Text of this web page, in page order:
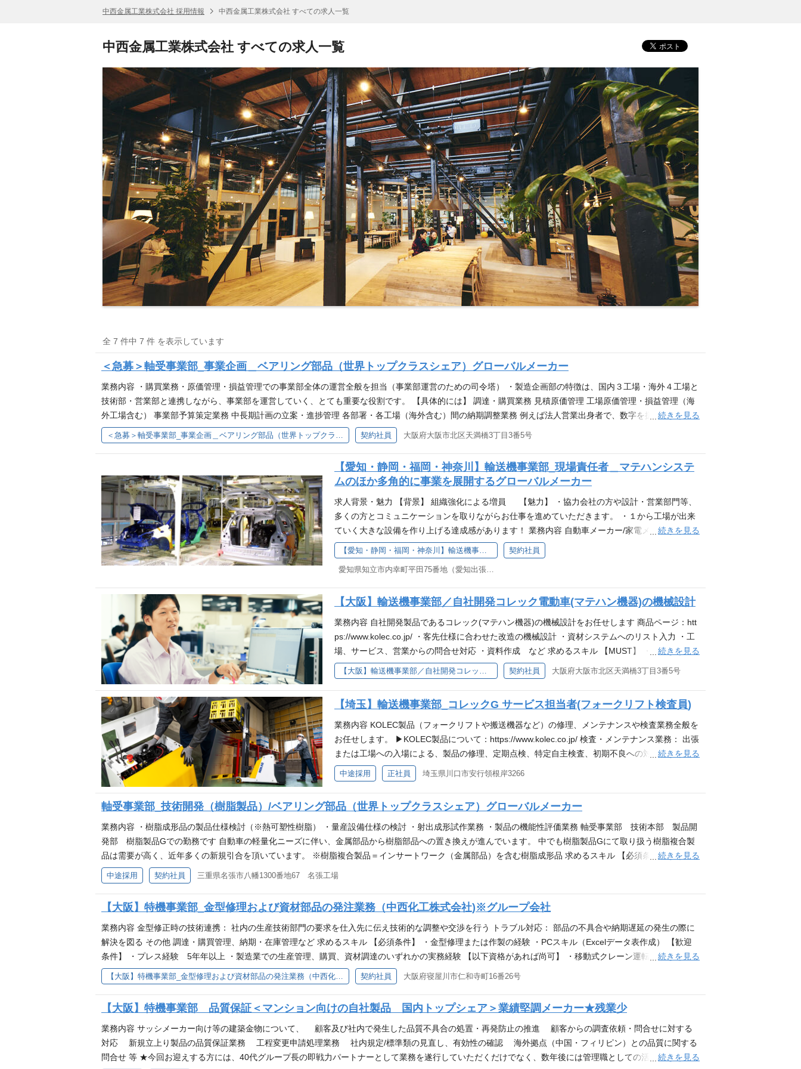
中西金属工業株式会社 採用情報 中西金属工業株式会社 すべての求人一覧
中西金属工業株式会社 すべての求人一覧
全 7 件中 7 件 を表示しています
＜急募＞軸受事業部_事業企画＿ベアリング部品（世界トップクラスシェア）グローバルメーカー
業務内容 ・購買業務・原価管理・損益管理での事業部全体の運営全般を担当（事業部運営のための司令塔） ・製造企画部の特徴は、国内３工場・海外４工場と
技術部・営業部と連携しながら、事業部を運営していく、とても重要な役割です。 【具体的には】 調達・購買業務 見積原価管理 工場原価管理・損益管理（海
外工場含む） 事業部予算策定業務 中長期計画の立案・進捗管理 各部署・各工場（海外含む）間の納期調整業務 例えば法人営業出身者で、数字を扱う業務に携
わっておられた方も可能性があります。 経営に近いポジションでキャリアアップしたいという意欲が高い方、是非ご応募ください。 求めるスキル 【必須条
件】 ・メーカーでの下記のいずれかの業務経験5年以上（生産管理、原価管理、調達、製造管理、製造企画） ・英語力：「英語に抵抗がない」「読み書きがで
管理、目標管理がしっかりとできる方 ・複数の仕事を同時並行に進められる方 ・協調性をもって行動できる方 【当社の製品について】 NKCでは、直径3ミリ
の極小タイプから3メートルにもおよぶ超大型まで数千種ものベアリングリテーナーを生産し、鉄道車両や乗用車、工作機械、家電、精密機器など、あらゆる産
業界において、大切な役割を果たしています。 今、NKCは、リテーナー、樹脂リテーナー、ゴムシールで培ってきたプレス技術、射出成形技術、圧縮成形技
術、金型技術力をさらに進化させ、精密部品とトータルエンジニアリングで自動車関連製品（エンジン関係、エンジン周辺機器、サスペンション関係、トラン
スミッション関係など）や工作機器関連製品などの開発を行っています。
続きを見る
契約社員 大阪府大阪市北区天満橋3丁目3番5号
【愛知・静岡・福岡・神奈川】輸送機事業部_現場責任者＿マテハンシステ
ムのほか多角的に事業を展開するグローバルメーカー
求人背景・魅力 【背景】 組織強化による増員 【魅力】 ・協力会社の方や設計・営業部門等、
多くの方とコミュニケーションを取りながらお仕事を進めていただきます。 ・１から工場が出来
ていく大きな設備を作り上げる達成感があります！ 業務内容 自動車メーカー/家電メーカーや物
流業界向け搬送装置(コンベアシステム、AGVなど)を開発・製造販売する当社の輸送機事業部に
て、各種搬送関連設備の作業責任者（安全衛生責任者）をお任せいたします。 ◎工程管理：スタ
ッフの手配、週間/月間工程表の作成、社内外日程調整 ◎品質管理：現場を撮影した写真やチェッ
ク表を使いながらの巡回 ◎安全管理：事故や災害を未然に防ぐ為の危険予知活動の徹底 ◎修理作
業：機械設備工事や電気設備工事 ◎その他 ：施工図作成、図面チェック、安全書類（KY）、定
例打ち合わせ、写真管理、調整作業、原価管理等 求めるスキル 【必須】 ■建設現場/製造現場/設
備メンテナンスにおける業務のご経験のある方 ※機械製品に興味のある方を募集しています。 ■
業務上顧客先への出張(宿泊)が発生するためその対応が可能な方 ■第一種運転免許普通自動車
コミュニケーション円滑に、前向きに業務に取り組める方 【雇用形態について】 当社の中途採用
員と同じ処遇、期間後ほとんどの方が正社員として活躍しています 求める人物像 ・コミュニケー
・フットワークの軽い方
続きを見る
契約社員
【大阪】輸送機事業部／自社開発コレック電動車(マテハン機器)の機械設計
業務内容 自社開発製品であるコレック(マテハン機器)の機械設計をお任せします 商品ページ：htt
ps://www.kolec.co.jp/ ・客先仕様に合わせた改造の機械設計 ・資材システムへのリスト入力 ・工
場、サービス、営業からの問合せ対応 ・資料作成 など 求めるスキル 【MUST】 ・AutoCAD ・
Word、Excel、PowerPoint 【WANT】 ・３D CAD（Solidworks、インベンターなど） 求める人物
像 仕事に関して興味を持って取り組める方 ★マテハン業界ご経験者歓迎
続きを見る
契約社員 大阪府大阪市北区天満橋3丁目3番5号
【埼玉】輸送機事業部_コレックG サービス担当者(フォークリフト検査員)
業務内容 KOLEC製品（フォークリフトや搬送機器など）の修理、メンテナンスや検査業務全般を
お任せします。 ▶KOLEC製品について：https://www.kolec.co.jp/ 検査・メンテナンス業務： 出張
または工場への入場による、製品の修理、定期点検、特定自主検査、初期不良への対応 フロン
ト・デスク業務： 修理費用の見積作成、代理店やお客様からの問い合わせ対応 技術的アプロー
チ： 必要に応じた部品の製作・加工など 出張について： 日本国内全般のエリアを担当するた
め、宿泊を伴う出張（長い場合は1週間程度）があります。 魅力・やりがい 物流業界や製造業の
現場で広く愛用されているKOLEC製品。高い専門性とやりがいを実感できます。 中西金属工業の
強固な経営基盤があるため、腰を据えて長くキャリアを築けます。待遇面や福利厚生、労務管理
も徹底されており、安心して技術を磨ける環境です。 出張を伴う広域エリアの担当となるため、
スケジュールやタスクは個人の裁量に委ねられる部分が大きいです。自分のペースで仕事を組み
割を期待します。 求めるスキル 【必須条件】 ・フォークリフト検査員の実務経験（5年以上）
【資格】 ・検査業者検査員（フォークリフト） ・第一種普通自動車免許 【歓迎条件】 ・小型移
動式クレーン技能講習 ・玉掛け技能講習 ・床上操作式クレーン技能講習 ・中型（8t限定）以上の
自動車免許 ・転勤（滋賀・埼玉）可能な方 求める人物像 ・国内の広域エリアを担当頂く為、フ
ットワークの軽い方 ・スケジュールやタスクを自己管理できる方
続きを見る
中途採用 正社員 埼玉県川口市安行領根岸3266
軸受事業部_技術開発（樹脂製品）/ベアリング部品（世界トップクラスシェア）グローバルメーカー
業務内容 ・樹脂成形品の製品仕様検討（※熱可塑性樹脂） ・量産設備仕様の検討 ・射出成形試作業務 ・製品の機能性評価業務 軸受事業部 技術本部 製品開
発部 樹脂製品Gでの勤務です 自動車の軽量化ニーズに伴い、金属部品から樹脂部品への置き換えが進んでいます。 中でも樹脂製品Gにて取り扱う樹脂複合製
品は需要が高く、近年多くの新規引合を頂いています。 ※樹脂複合製品＝インサートワーク（金属部品）を含む樹脂成形品 求めるスキル 【必須条件】 ・CAD
（2D,3D）を使用した設計（樹脂製品、金型）経験 ・メール、エクセル等の最低限のPCスキル 【歓迎条件】 以下1つでも当てはまれば、尚歓迎致します ・樹
脂流動解析の実務経験 ・構造解析の実務経験 ・プラスチックマグネット（通称プラマグ）関連部品の経験 ・プラスチックギア関連部品の経験 ・英語スキル：
計を多数経験された方 樹脂製品Gは客先技術窓口の側面も持ち合わせおり、また、各工場との試作・生産調整など多くの関係者と円滑に業務を進める必要があ
りますので、コミュニケーション能力は必須 ※海外工場での新規立ち上げに伴い、短期海外出張の可能性有り 新規案件の引合・開発状況により 【当社の製品
について】 NKCでは、直径3ミリの極小タイプから3メートルにもおよぶ超大型まで数千種ものベアリングリテーナーを生産し、鉄道車両や乗用車、工作機械、
家電、精密機器など、あらゆる産業界において、大切な役割を果たしています。 今、NKCは、リテーナー、樹脂リテーナー、ゴムシールで培ってきたプレス技
術、射出成形技術、圧縮成形技術、金型技術力をさらに進化させ、精密部品とトータルエンジニアリングで自動車関連製品（エンジン関係、エンジン周辺機
器、サスペンション関係、トランスミッション関係など）や工作機器関連製品などの開発を行っています。
続きを見る
中途採用 契約社員 三重県名張市八幡1300番地67 名張工場
【大阪】特機事業部_金型修理および資材部品の発注業務（中西化工株式会社)※グループ会社
業務内容 金型修正時の技術連携： 社内の生産技術部門の要求を仕入先に伝え技術的な調整や交渉を行う トラブル対応： 部品の不具合や納期遅延の発生の際に
解決を図る その他 調達・購買管理、納期・在庫管理など 求めるスキル 【必須条件】 ・金型修理または作製の経験 ・PCスキル（Excelデータ表作成） 【歓迎
条件】 ・プレス経験 5年年以上 ・製造業での生産管理、購買、資材調達のいずれかの実務経験 【以下資格があれば尚可】 ・移動式クレーン運転士 ・フォー
クリフト運転技能者 ・玉掛技能者 人物像 ・コミュニケーション能力が高い方 ・主体的に行動できる方 ・今後リーダーとして活躍できる素養、意欲がある方 求
人背景 【背景】 組織強化のための増員
続きを見る
契約社員 大阪府寝屋川市仁和寺町16番26号
【大阪】特機事業部 品質保証＜マンション向けの自社製品 国内トップシェア＞業績堅調メーカー★残業少
業務内容 サッシメーカー向け等の建築金物について、 顧客及び社内で発生した品質不具合の処置・再発防止の推進 顧客からの調査依頼・問合せに対する
対応 新規立上り製品の品質保証業務 工程変更申請処理業務 社内規定/標準類の見直し、有効性の確認 海外拠点（中国・フィリピン）との品質に関する
問合せ 等 ★今回お迎えする方には、40代グループ長の即戦力パートナーとして業務を遂行していただくだけでなく、数年後には管理職としての活躍を期待して
続きを見る